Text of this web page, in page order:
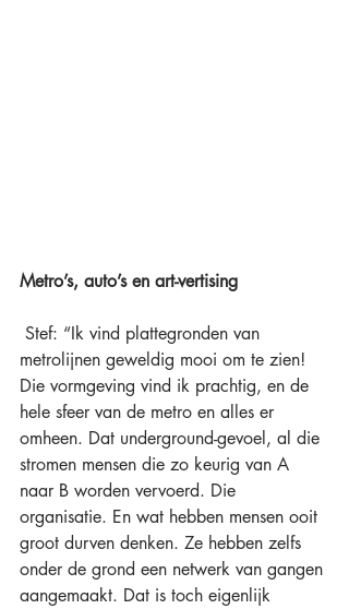
Metro’s, auto’s en art-vertising
metrolijnen geweldig mooi om te zien!
Die vormgeving vind ik prachtig, en de
hele sfeer van de metro en alles er
omheen. Dat underground-gevoel, al die
stromen mensen die zo keurig van A
naar B worden vervoerd. Die
organisatie. En wat hebben mensen ooit
groot durven denken. Ze hebben zelfs
onder de grond een netwerk van gangen
aangemaakt. Dat is toch eigenlijk